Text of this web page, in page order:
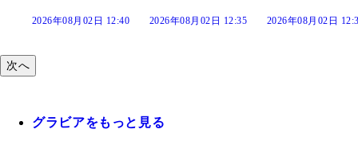
2026年08月02日 12:35 2026年08月02日 12:30 2026年08月02日
次へ
グラビアをもっと見る